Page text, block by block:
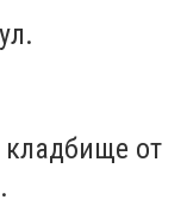
от